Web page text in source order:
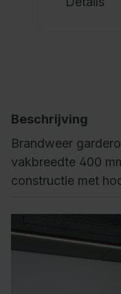
Beschrijving
Brandweer
vakbreedte 400
constructie met